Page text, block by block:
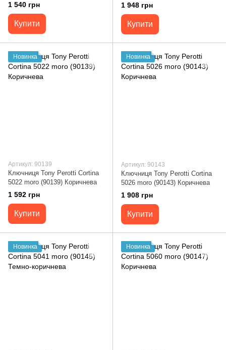
1 540 грн
Купити
1 948 грн
Купити
Новинка
Артикул: 90139
Ключниця Tony Perotti Cortina
5022 moro (90139) Коричнева
1 592 грн
Купити
Новинка
Артикул: 90143
Ключниця Tony Perotti Cortina
5026 moro (90143) Коричнева
1 908 грн
Купити
Новинка Новинка